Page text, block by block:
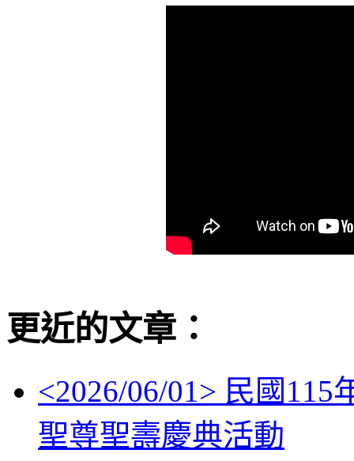
更近的文章：
<2026/06/01> 民國115
聖尊聖壽慶典活動